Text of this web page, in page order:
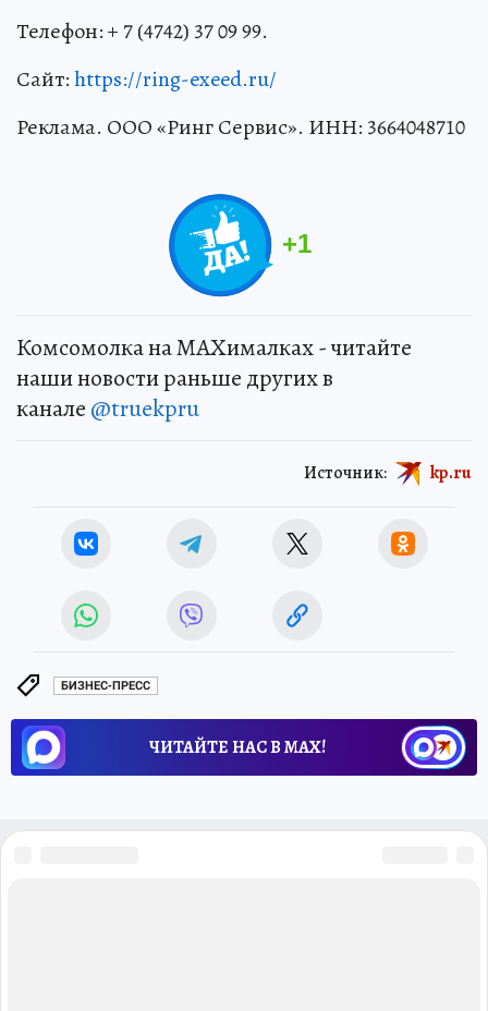
Телефон: + 7 (4742) 37 09 99.
Сайт:https://ring-exeed.ru/
Реклама. ООО «Ринг Сервис». ИНН: 3664048710
+1
Комсомолка на MAXималках - читайте
наши новости раньше других в
канале @truekpru
Источник: kp.ru
БИЗНЕС-ПРЕСС
ЧИТАЙТЕ НАС В МАХ!